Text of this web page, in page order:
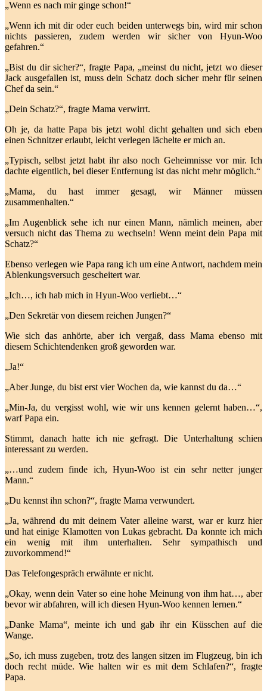
„Wenn es nach mir ginge schon!“
„Wenn ich mit dir oder euch beiden unterwegs bin, wird mir schon
nichts passieren, zudem werden wir sicher von Hyun-Woo
gefahren.“
„Bist du dir sicher?“, fragte Papa, „meinst du nicht, jetzt wo dieser
Jack ausgefallen ist, muss dein Schatz doch sicher mehr für seinen
Chef da sein.“
„Dein Schatz?“, fragte Mama verwirrt.
Oh je, da hatte Papa bis jetzt wohl dicht gehalten und sich eben
einen Schnitzer erlaubt, leicht verlegen lächelte er mich an.
„Typisch, selbst jetzt habt ihr also noch Geheimnisse vor mir. Ich
dachte eigentlich, bei dieser Entfernung ist das nicht mehr möglich.“
„Mama, du hast immer gesagt, wir Männer müssen
zusammenhalten.“
„Im Augenblick sehe ich nur einen Mann, nämlich meinen, aber
versuch nicht das Thema zu wechseln! Wenn meint dein Papa mit
Schatz?“
Ebenso verlegen wie Papa rang ich um eine Antwort, nachdem mein
Ablenkungsversuch gescheitert war.
„Ich…, ich hab mich in Hyun-Woo verliebt…“
„Den Sekretär von diesem reichen Jungen?“
Wie sich das anhörte, aber ich vergaß, dass Mama ebenso mit
diesem Schichtendenken groß geworden war.
„Ja!“
„Aber Junge, du bist erst vier Wochen da, wie kannst du da…“
„Min-Ja, du vergisst wohl, wie wir uns kennen gelernt haben…“,
warf Papa ein.
Stimmt, danach hatte ich nie gefragt. Die Unterhaltung schien
interessant zu werden.
„…und zudem finde ich, Hyun-Woo ist ein sehr netter junger
Mann.“
„Du kennst ihn schon?“, fragte Mama verwundert.
„Ja, während du mit deinem Vater alleine warst, war er kurz hier
und hat einige Klamotten von Lukas gebracht. Da konnte ich mich
ein wenig mit ihm unterhalten. Sehr sympathisch und
zuvorkommend!“
Das Telefongespräch erwähnte er nicht.
„Okay, wenn dein Vater so eine hohe Meinung von ihm hat…, aber
bevor wir abfahren, will ich diesen Hyun-Woo kennen lernen.“
„Danke Mama“, meinte ich und gab ihr ein Küsschen auf die
Wange.
„So, ich muss zugeben, trotz des langen sitzen im Flugzeug, bin ich
doch recht müde. Wie halten wir es mit dem Schlafen?“, fragte
Papa.